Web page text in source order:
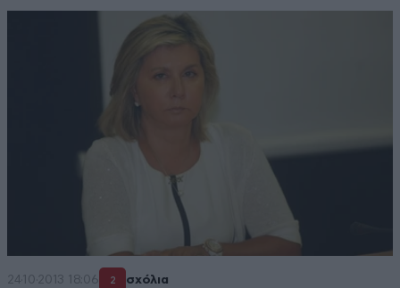
24·10·2013 18:06 2 σχόλια